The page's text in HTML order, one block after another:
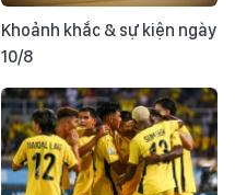
Khoảnh khắc & sự kiện ngày
10/8